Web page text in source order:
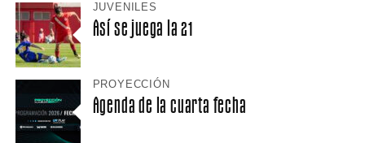
JUVENILES
Así se juega la 21
PROYECCIÓN
Agenda de la cuarta fecha